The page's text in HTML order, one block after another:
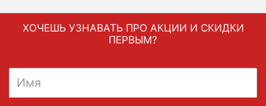
ХОЧЕШЬ УЗНАВАТЬ ПРО АКЦИИ И СКИДКИ
ПЕРВЫМ?